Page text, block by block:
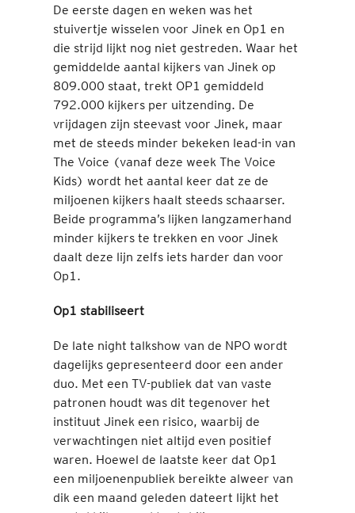
De eerste dagen en weken was het
stuivertje wisselen voor Jinek en Op1 en
die strijd lijkt nog niet gestreden. Waar het
gemiddelde aantal kijkers van Jinek op
809.000 staat, trekt OP1 gemiddeld
792.000 kijkers per uitzending. De
vrijdagen zijn steevast voor Jinek, maar
met de steeds minder bekeken lead-in van
The Voice (vanaf deze week The Voice
Kids) wordt het aantal keer dat ze de
miljoenen kijkers haalt steeds schaarser.
Beide programma’s lijken langzamerhand
minder kijkers te trekken en voor Jinek
daalt deze lijn zelfs iets harder dan voor
Op1.
Op1 stabiliseert
De late night talkshow van de NPO wordt
dagelijks gepresenteerd door een ander
duo. Met een TV-publiek dat van vaste
patronen houdt was dit tegenover het
instituut Jinek een risico, waarbij de
verwachtingen niet altijd even positief
waren. Hoewel de laatste keer dat Op1
een miljoenenpubliek bereikte alweer van
dik een maand geleden dateert lijkt het